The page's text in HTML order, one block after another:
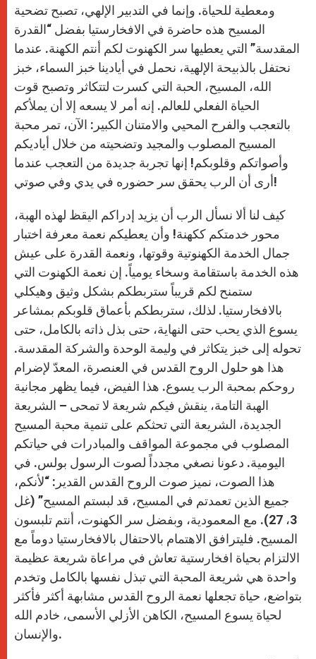
ومعطية للحياة. وإنما في التدبير الإلهي، تصبح تضحية
المسيح هذه حاضرة في الافخارستيا بفضل “القدرة
المقدسة” التي يعطيها سر الكهنوت لكم أنتم الكهنة. عندما
نحتفل بالذبيحة الإلهية، نحمل في أيادينا خبز السماء، خبز
الله، المسيح، الحبة التي كسرت لتتكاثر وتصبح قوت
الحياة الفعلي للعالم. إنه أمر لا يسعه إلا أن يملأكم
بالتعجب والفرح المحيي والامتنان الكبير: الآن، تمر محبة
المسيح المصلوب والمجيد وتضحيته من خلال أياديكم
وأصواتكم وقلوبكم! إنها تجربة جديدة من التعجب عندما
أرى أن الرب يحقق سر حضوره في يدي وفي صوتي!
كيف لنا ألا نسأل الرب أن يزيد إدراكم اليقظ لهذه الهبة،
محور خدمتكم ككهنة! وأن يعطيكم نعمة معرفة اختبار
جمال الخدمة الكهنوتية وقوتها، ونعمة القدرة على عيش
هذه الخدمة باستقامة وسخاء يومياً. إن نعمة الكهنوت التي
ستمنح لكم قريباً ستربطكم بشكل وثيق وهيكلي
بالافخارستيا. لذلك، ستربطكم بأعماق قلوبكم بمشاعر
يسوع الذي يحب حتى النهاية، حتى بذل ذاته بالكامل، حتى
تحوله إلى خبز يتكاثر في وليمة الوحدة والشركة المقدسة.
هذا هو حلول الروح القدس في العنصرة، المعدّ لإضرام
روحكم بمحبة الرب يسوع. هذا الفيض، فيما يظهر مجانية
الهبة التامة، ينقش فيكم شريعة لا تمحى – الشريعة
الجديدة، الشريعة التي تحثكم على تنمية محبة المسيح
المصلوب في مجموعة المواقف والمبادرات في حياتكم
اليومية. دعونا نصغي مجدداً لصوت الرسول بولس. في
هذا الصوت، نميز صوت الروح القدس القدير: “لأنكم،
جميع الذين تعمدتم في المسيح، قد لبستم المسيح” (غل
3، 27). مع المعمودية، وبفضل سر الكهنوت، أنتم تلبسون
المسيح. فليترافق الاهتمام بالاحتفال بالافخارستيا دوماً مع
الالتزام بحياة افخارستية تعاش في مراعاة شريعة عظيمة
واحدة هي شريعة المحبة التي تبذل نفسها بالكامل وتخدم
بتواضع، حياة تجعلها نعمة الروح القدس مشابهة أكثر فأكثر
لحياة يسوع المسيح، الكاهن الأزلي الأسمى، خادم الله
والإنسان.